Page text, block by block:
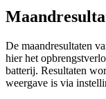
De maandresultaten
hier het
batterij. Resultaten
weergave is via